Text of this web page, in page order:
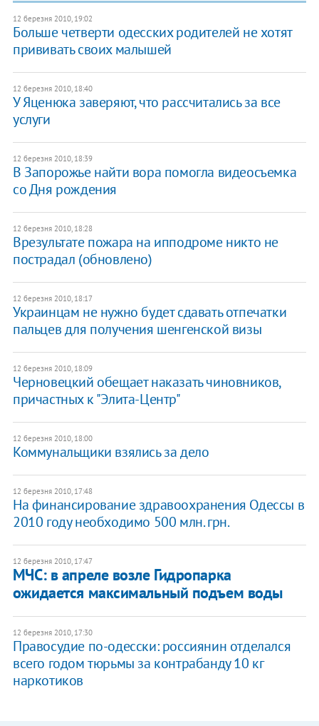
12 березня 2010, 19:02
Больше четверти одесских родителей не хотят
прививать своих малышей
12 березня 2010, 18:40
У Яценюка заверяют, что рассчитались за все
услуги
12 березня 2010, 18:39
В Запорожье найти вора помогла видеосъемка
со Дня рождения
12 березня 2010, 18:28
Врезультате пожара на ипподроме никто не
пострадал (обновлено)
12 березня 2010, 18:17
Украинцам не нужно будет сдавать отпечатки
пальцев для получения шенгенской визы
12 березня 2010, 18:09
Черновецкий обещает наказать чиновников,
причастных к "Элита-Центр"
12 березня 2010, 18:00
Коммунальщики взялись за дело
12 березня 2010, 17:48
На финансирование здравоохранения Одессы в
2010 году необходимо 500 млн. грн.
12 березня 2010, 17:47
МЧС: в апреле возле Гидропарка
ожидается максимальный подъем воды
12 березня 2010, 17:30
Правосудие по-одесски: россиянин отделался
всего годом тюрьмы за контрабанду 10 кг
наркотиков